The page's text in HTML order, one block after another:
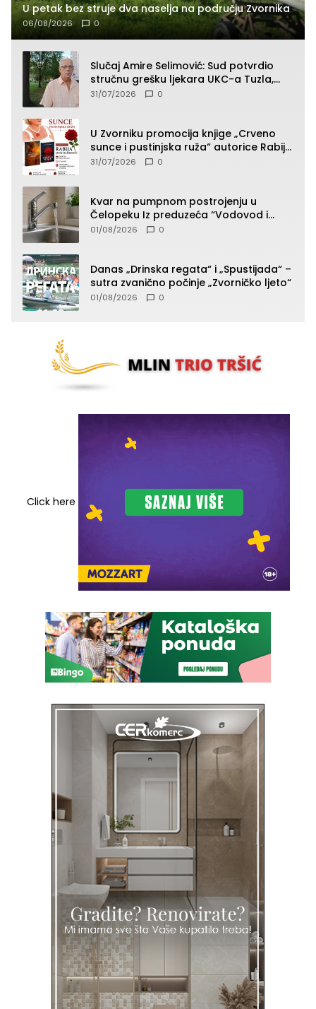
U petak bez struje dva naselja na području Zvornika
06/08/2026 0
Slučaj Amire Selimović: Sud potvrdio
stručnu grešku ljekara UKC-a Tuzla,
presudan dokaz ostala obdukcija
31/07/2026 0
U Zvorniku promocija knjige „Crveno
sunce i pustinjska ruža“ autorice Rabije
Avdić-Hamidović
31/07/2026 0
Kvar na pumpnom postrojenju u
Čelopeku Iz preduzeća “Vodovod i
komunalije”
01/08/2026 0
Danas „Drinska regata“ i „Spustijada“ –
sutra zvanično počinje „Zvorničko ljeto“
01/08/2026 0
Click here